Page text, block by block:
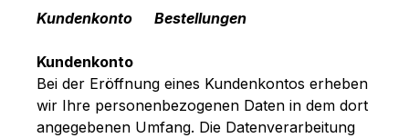
Kundenkonto Bestellungen
Kundenkonto
Bei der Eröffnung eines Kundenkontos erheben
wir Ihre personenbezogenen Daten in dem dort
angegebenen Umfang. Die Datenverarbeitung